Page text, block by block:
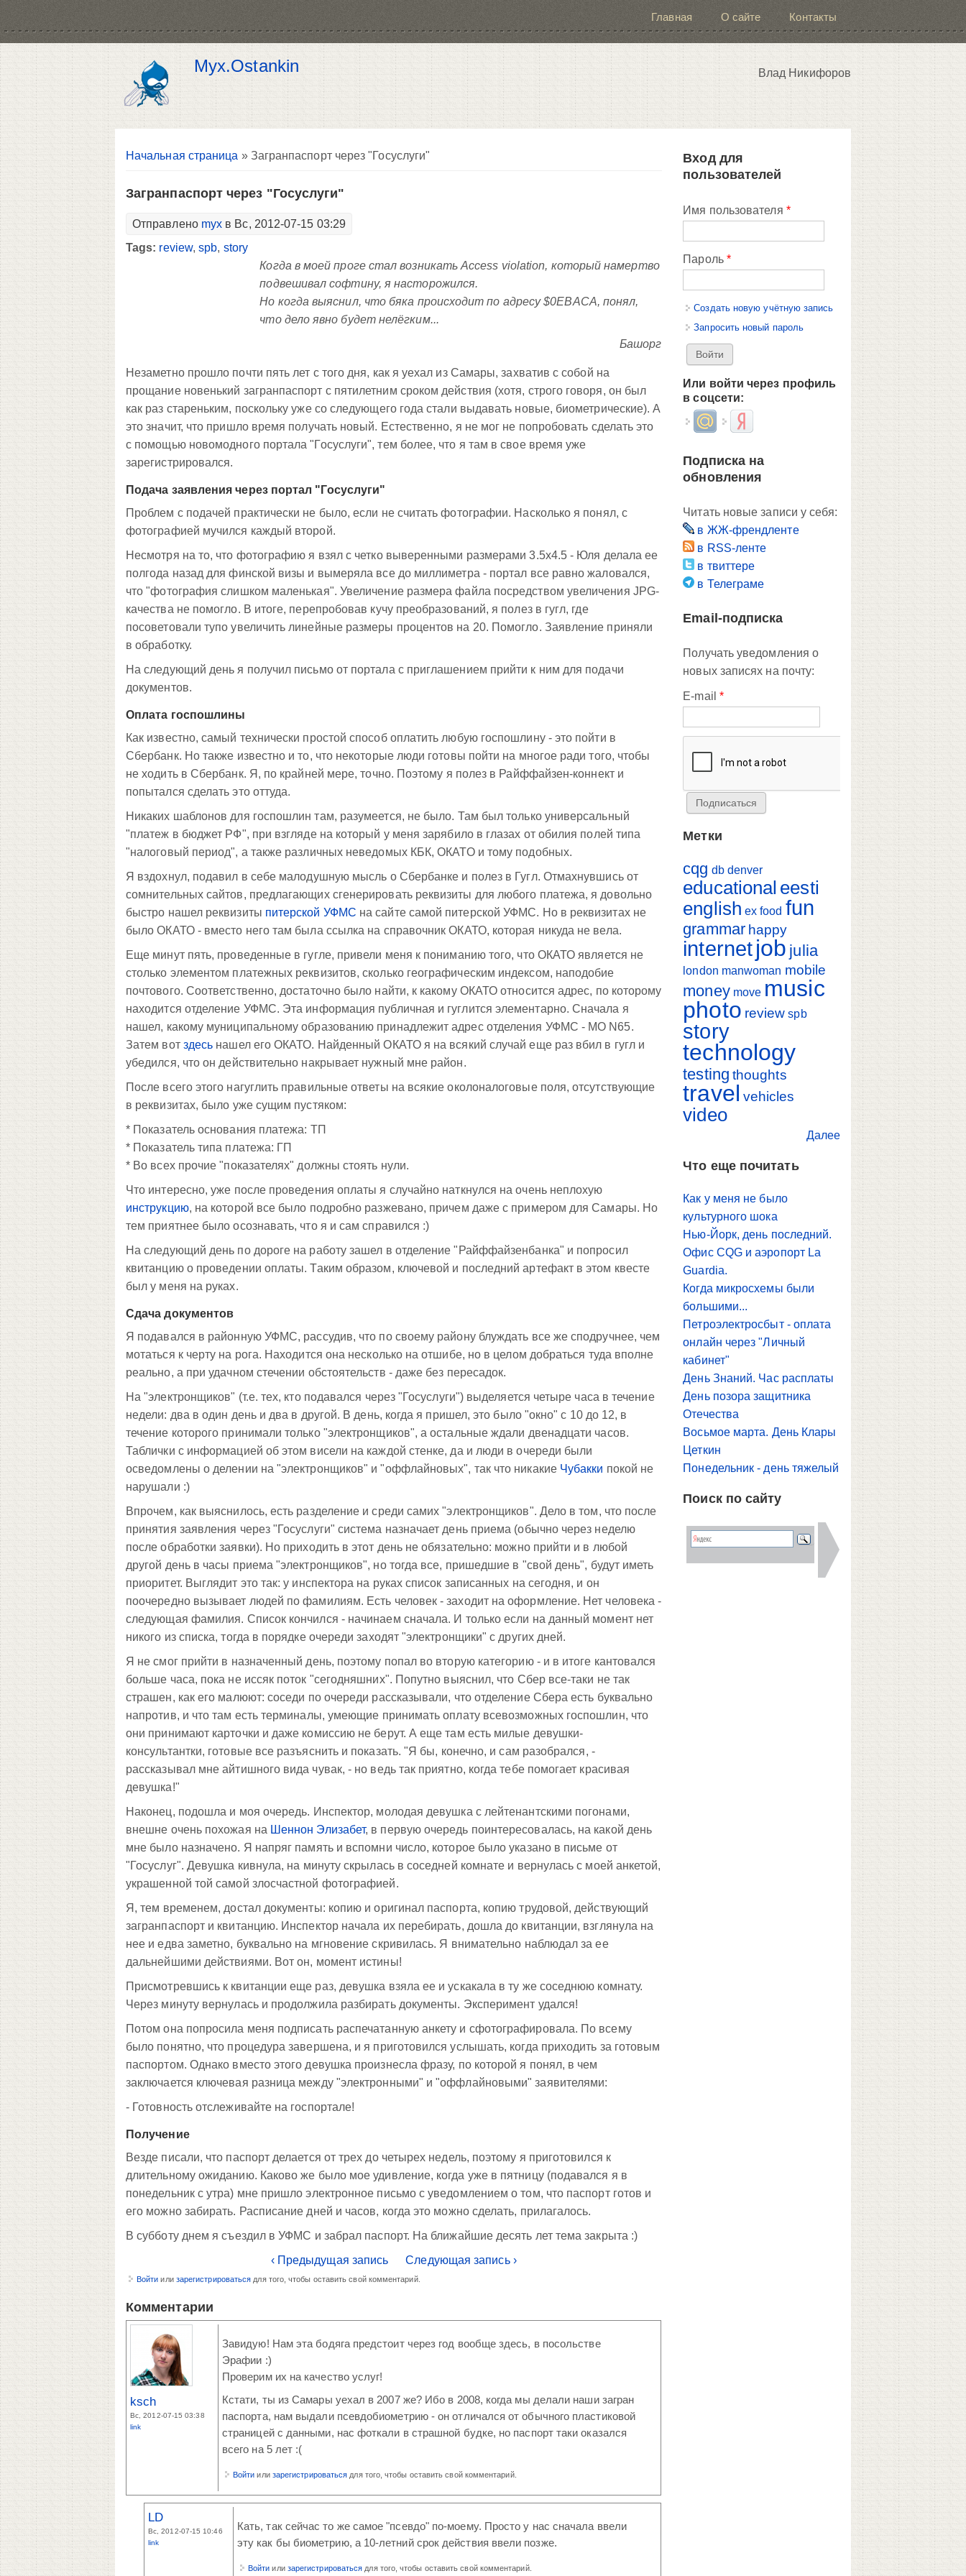
Главная О сайте Контакты
Myx.Ostankin Влад Никифоров
Вы здесь
Начальная страница » Загранпаспорт через "Госуслуги"
Загранпаспорт через "Госуслуги"
Отправлено myx в Вс, 2012-07-15 03:29
Tags: review,spb, story
Когда в моей проге стал возникать Access violation, который намертво
подвешивал софтину, я насторожился.
Но когда выяснил, что бяка происходит по адресу $0EBACA, понял,
что дело явно будет нелёгким...
Башорг
Незаметно прошло почти пять лет с того дня, как я уехал из Самары, захватив с собой на
прощание новенький загранпаспорт с пятилетним сроком действия (хотя, строго говоря, он был
как раз стареньким, поскольку уже со следующего года стали выдавать новые, биометрические). А
это значит, что пришло время получать новый. Естественно, я не мог не попробовать сделать это
с помощью новомодного портала "Госуслуги", тем более, что я там в свое время уже
зарегистрировался.
Подача заявления через портал "Госуслуги"
Проблем с подачей практически не было, если не считать фотографии. Насколько я понял, с
фотографией мучился каждый второй.
Несмотря на то, что фотографию я взял с четко выверенными размерами 3.5x4.5 - Юля делала ее
полгода назад для финской визы и вымеряла все до миллиметра - портал все равно жаловался,
что "фотография слишком маленькая". Увеличение размера файла посредством увеличения JPG-
качества не помогло. В итоге, перепробовав кучу преобразований, я полез в гугл, где
посоветовали тупо увеличить линейные размеры процентов на 20. Помогло. Заявление приняли
в обработку.
На следующий день я получил письмо от портала с приглашением прийти к ним для подачи
документов.
Оплата госпошлины
Как известно, самый технически простой способ оплатить любую госпошлину - это пойти в
Сбербанк. Но также известно и то, что некоторые люди готовы пойти на многое ради того, чтобы
не ходить в Сбербанк. Я, по крайней мере, точно. Поэтому я полез в Райффайзен-коннект и
попытался сделать это оттуда.
Никаких шаблонов для госпошлин там, разумеется, не было. Там был только универсальный
"платеж в бюджет РФ", при взгляде на который у меня зарябило в глазах от обилия полей типа
"налоговый период", а также различных неведомых КБК, ОКАТО и тому подобных.
Я вздохнул, подавил в себе малодушную мысль о Сбербанке и полез в Гугл. Отмахнувшись от
сомнительных сайтов, предлагающих сгенерировать реквизиты для любого платежа, я довольно
быстро нашел реквизиты питерской УФМС на сайте самой питерской УФМС. Но в реквизитах не
было ОКАТО - вместо него там была ссылка на справочник ОКАТО, которая никуда не вела.
Еще минут пять, проведенные в гугле, привели меня к пониманию того, что ОКАТО является не
столько элементом платежных реквизитов, сколько географическим индексом, наподобие
почтового. Соответственно, достаточно было найти, к какому ОКАТО относится адрес, по которому
находится отделение УФМС. Эта информация публичная и гуглится элементарно. Сначала я
нашел, какому муниципальному образованию принадлежит адрес отделения УФМС - МО N65.
Затем вот здесь нашел его ОКАТО. Найденный ОКАТО я на всякий случай еще раз вбил в гугл и
убедился, что он действительно накрывает нужный мне район.
После всего этого нагуглить правильные ответы на всякие околоналоговые поля, отсутствующие
в реквизитах, было уже сущим пустяком:
* Показатель основания платежа: ТП
* Показатель типа платежа: ГП
* Во всех прочие "показателях" должны стоять нули.
Что интересно, уже после проведения оплаты я случайно наткнулся на очень неплохую
инструкцию, на которой все было подробно разжевано, причем даже с примером для Самары. Но
тем приятнее было осознавать, что я и сам справился :)
На следующий день по дороге на работу зашел в отделение "Райффайзенбанка" и попросил
квитанцию о проведении оплаты. Таким образом, ключевой и последний артефакт в этом квесте
был у меня на руках.
Сдача документов
Я подавался в районную УФМС, рассудив, что по своему району блуждать все же сподручнее, чем
мотаться к черту на рога. Находится она несколько на отшибе, но в целом добраться туда вполне
реально, а при удачном стечении обстоятельств - даже без пересадок.
На "электронщиков" (т.е. тех, кто подавался через "Госуслуги") выделяется четыре часа в течение
недели: два в один день и два в другой. В день, когда я пришел, это было "окно" с 10 до 12, в
течение которого принимали только "электронщиков", а остальные ждали двенадцати часов.
Таблички с информацией об этом висели на каждой стенке, да и люди в очереди были
осведомлены о делении на "электронщиков" и "оффлайновых", так что никакие Чубакки покой не
нарушали :)
Впрочем, как выяснилось, есть разделение и среди самих "электронщиков". Дело в том, что после
принятия заявления через "Госуслуги" система назначает день приема (обычно через неделю
после обработки заявки). Но приходить в этот день не обязательно: можно прийти и в любой
другой день в часы приема "электронщиков", но тогда все, пришедшие в "свой день", будут иметь
приоритет. Выглядит это так: у инспектора на руках список записанных на сегодня, и он
поочередно вызывает людей по фамилиям. Есть человек - заходит на оформление. Нет человека -
следующая фамилия. Список кончился - начинаем сначала. И только если на данный момент нет
никого из списка, тогда в порядке очереди заходят "электронщики" с других дней.
Я не смог прийти в назначенный день, поэтому попал во вторую категорию - и в итоге кантовался
больше часа, пока не иссяк поток "сегодняшних". Попутно выяснил, что Сбер все-таки не так
страшен, как его малюют: соседи по очереди рассказывали, что отделение Сбера есть буквально
напротив, и что там есть терминалы, умеющие принимать оплату всевозможных госпошлин, что
они принимают карточки и даже комиссию не берут. А еще там есть милые девушки-
консультантки, готовые все разъяснить и показать. "Я бы, конечно, и сам разобрался, -
рассказывал мне айтишного вида чувак, - но ведь так приятно, когда тебе помогает красивая
девушка!"
Наконец, подошла и моя очередь. Инспектор, молодая девушка с лейтенантскими погонами,
внешне очень похожая на Шеннон Элизабет, в первую очередь поинтересовалась, на какой день
мне было назначено. Я напряг память и вспомни число, которое было указано в письме от
"Госуслуг". Девушка кивнула, на минуту скрылась в соседней комнате и вернулась с моей анкетой,
украшенной той самой злосчастной фотографией.
Я, тем временем, достал документы: копию и оригинал паспорта, копию трудовой, действующий
загранпаспорт и квитанцию. Инспектор начала их перебирать, дошла до квитанции, взглянула на
нее и едва заметно, буквально на мгновение скривилась. Я внимательно наблюдал за ее
дальнейшими действиями. Вот он, момент истины!
Присмотревшись к квитанции еще раз, девушка взяла ее и ускакала в ту же соседнюю комнату.
Через минуту вернулась и продолжила разбирать документы. Эксперимент удался!
Потом она попросила меня подписать распечатанную анкету и сфотографировала. По всему
было понятно, что процедура завершена, и я приготовился услышать, когда приходить за готовым
паспортом. Однако вместо этого девушка произнесла фразу, по которой я понял, в чем
заключается ключевая разница между "электронными" и "оффлайновыми" заявителями:
- Готовность отслеживайте на госпортале!
Получение
Везде писали, что паспорт делается от трех до четырех недель, поэтому я приготовился к
длительному ожиданию. Каково же было мое удивление, когда уже в пятницу (подавался я в
понедельник с утра) мне пришло электронное письмо с уведомлением о том, что паспорт готов и
его можно забирать. Расписание дней и часов, когда это можно сделать, прилагалось.
В субботу днем я съездил в УФМС и забрал паспорт. На ближайшие десять лет тема закрыта :)
‹ Предыдущая запись
Следующая запись ›
Войти или зарегистрироваться для того, чтобы оставить свой комментарий.
Комментарии
ksch
Вс, 2012-07-15 03:38
link
Завидую! Нам эта бодяга предстоит через год вообще здесь, в посольстве
Эрафии :)
Проверим их на качество услуг!
Кстати, ты из Самары уехал в 2007 же? Ибо в 2008, когда мы делали наши загран
паспорта, нам выдали псевдобиометрию - он отличался от обычного пластиковой
страницей с данными, нас фоткали в страшной будке, но паспорт таки оказался
всего на 5 лет :(
Войти или зарегистрироваться для того, чтобы оставить свой комментарий.
LD
Вс, 2012-07-15 10:46
link
Кать, так сейчас то же самое "псевдо" по-моему. Просто у нас сначала ввели
эту как бы биометрию, а 10-летний срок действия ввели позже.
Войти или зарегистрироваться для того, чтобы оставить свой комментарий.
Вход для
пользователей
Имя пользователя *
Пароль *
Создать новую учётную запись
Запросить новый пароль
Или войти через профиль
в соцсети:
Login with Mail.ruLogin with Яндекс
Подписка на
обновления
Читать новые записи у себя:
в ЖЖ-френдленте
в RSS-ленте
в твиттере
в Телеграме
Email-подписка
Получать уведомления о
новых записях на почту:
E-mail *
Метки
cqg db denver
educational eesti
english ex food fun
grammar happy
internetjob julia
london manwoman mobile
money move music
photo review spb
story
technology
testing thoughts
travel vehicles
video
Далее
Что еще почитать
Как у меня не было
культурного шока
Нью-Йорк, день последний.
Офис CQG и аэропорт La
Guardia.
Когда микросхемы были
большими...
Петроэлектросбыт - оплата
онлайн через "Личный
кабинет"
День Знаний. Час расплаты
День позора защитника
Отечества
Восьмое марта. День Клары
Цеткин
Понедельник - день тяжелый
Поиск по сайту